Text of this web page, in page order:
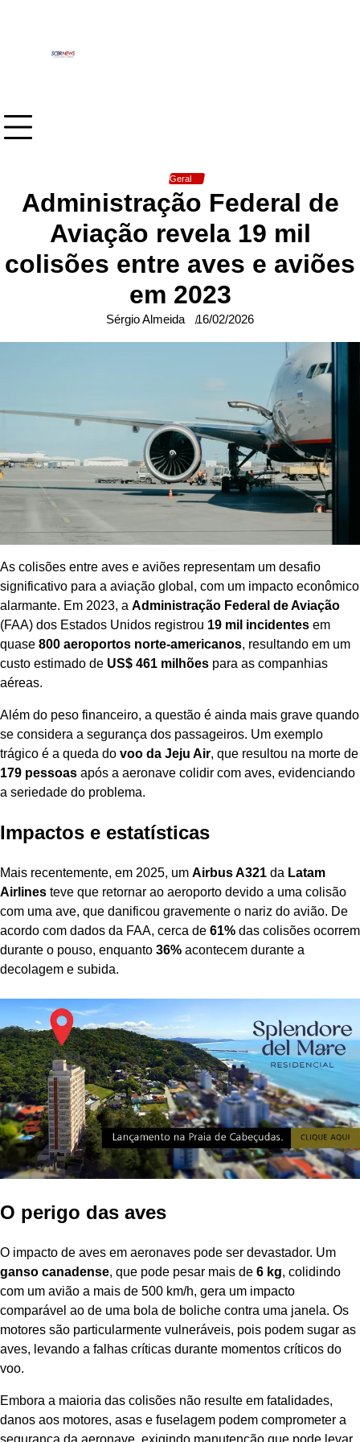
Geral
Administração Federal de
Aviação revela 19 mil
colisões entre aves e aviões
em 2023
Sérgio Almeida 16/02/2026
As colisões entre aves e aviões representam um desafio
significativo para a aviação global, com um impacto econômico
alarmante. Em 2023, a Administração Federal de Aviação
(FAA) dos Estados Unidos registrou 19 mil incidentes em
quase 800 aeroportos norte-americanos, resultando em um
custo estimado de US$ 461 milhões para as companhias
aéreas.
Além do peso financeiro, a questão é ainda mais grave quando
se considera a segurança dos passageiros. Um exemplo
trágico é a queda do voo da Jeju Air, que resultou na morte de
179 pessoas após a aeronave colidir com aves, evidenciando
a seriedade do problema.
Impactos e estatísticas
Mais recentemente, em 2025, um Airbus A321 da Latam
Airlines teve que retornar ao aeroporto devido a uma colisão
com uma ave, que danificou gravemente o nariz do avião. De
acordo com dados da FAA, cerca de 61% das colisões ocorrem
durante o pouso, enquanto 36% acontecem durante a
decolagem e subida.
O perigo das aves
O impacto de aves em aeronaves pode ser devastador. Um
ganso canadense, que pode pesar mais de 6 kg, colidindo
com um avião a mais de 500 km/h, gera um impacto
comparável ao de uma bola de boliche contra uma janela. Os
motores são particularmente vulneráveis, pois podem sugar as
aves, levando a falhas críticas durante momentos críticos do
voo.
Embora a maioria das colisões não resulte em fatalidades,
danos aos motores, asas e fuselagem podem comprometer a
segurança da aeronave, exigindo manutenção que pode levar